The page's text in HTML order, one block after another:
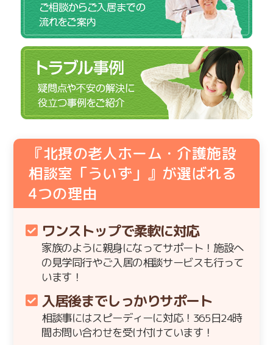
『北摂の老人ホーム・介護施設
相談室「ういず」』が選ばれる
4つの理由
ワンストップで柔軟に対応
家族のように親身になってサポート！施設へ
の見学同行やご入居の相談サービスも行って
います！
入居後までしっかりサポート
相談事にはスピーディーに対応！365日24時
間お問い合わせを受け付けています！